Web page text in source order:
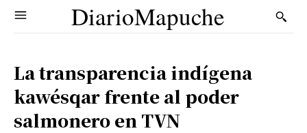
DiarioMapuche
La transparencia indígena
kawésqar frente al poder
salmonero en TVN